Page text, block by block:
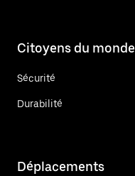
Citoyens du monde
Sécurité
Durabilité
Déplacements